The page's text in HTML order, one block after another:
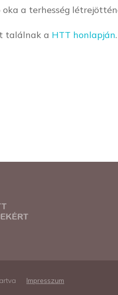
a terhesség
találnak a HTT honlapján.
Impresszum